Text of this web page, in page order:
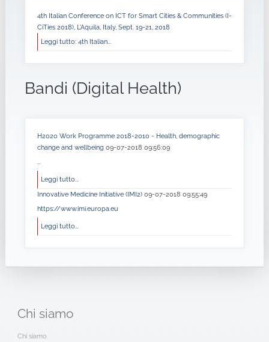
4th Italian Conference on ICT for Smart Cities & Communities (I-
CiTies 2018), L'Aquila, Italy, Sept. 19-21, 2018
Leggi tutto: 4th Italian...
Bandi (Digital Health)
H2020 Work Programme 2018-2010 - Health, demographic
change and wellbeing 09-07-2018 09:56:09
...
Leggi tutto...
Innovative Medicine Initiative (IMI2) 09-07-2018 09:55:49
https://www.imi.europa.eu
Leggi tutto...
Chi siamo
Chi siamo